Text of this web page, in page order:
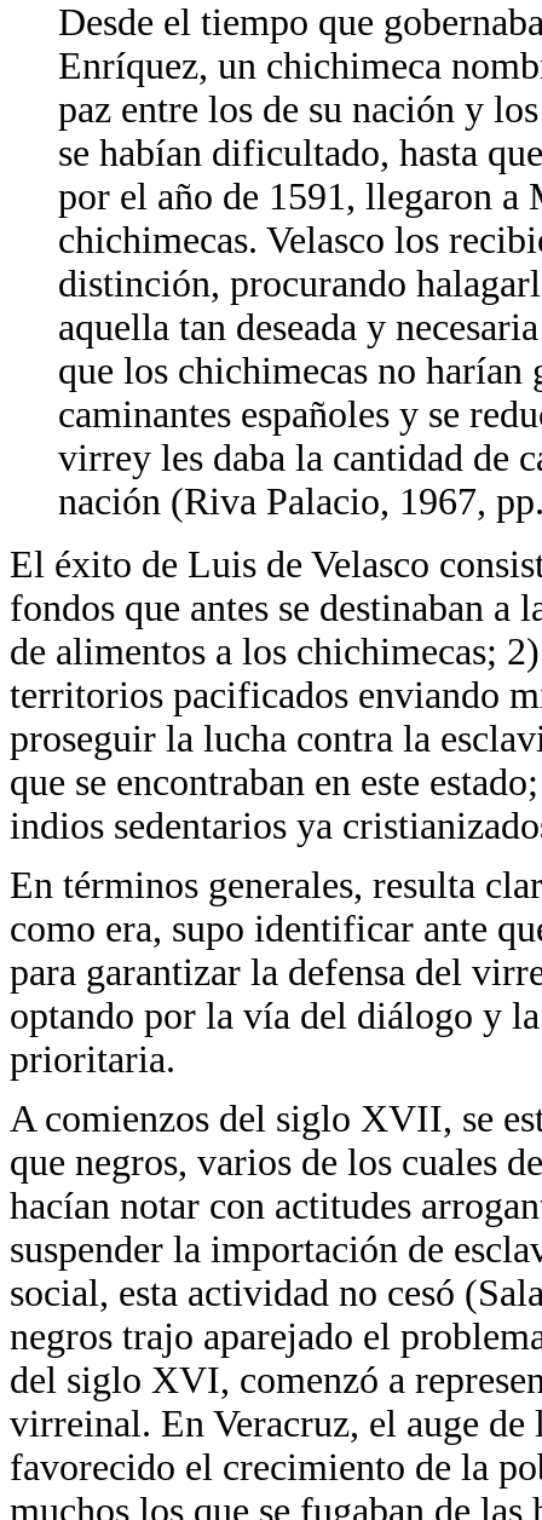
Desde el tiempo que
Enríquez, un chichimeca
paz entre los de su nación y
se habían dificultado, hasta
por el año de 1591, llegaron a
chichimecas. Velasco los
distinción, procurando
aquella tan deseada y
que los chichimecas no
caminantes españoles y se
virrey les daba la cantidad de
nación (Riva Palacio, 1967,
El éxito de Luis de Velasco
fondos que antes se destinaban a
de alimentos a los chichimecas;
territorios pacificados enviando
proseguir la lucha contra la
que se encontraban en este
indios sedentarios ya
En términos generales, resulta
como era, supo identificar ante
para garantizar la defensa del
optando por la vía del diálogo y
prioritaria.
A comienzos del siglo XVII, se
que negros, varios de los cuales
hacían notar con actitudes
suspender la importación de
social, esta actividad no cesó
negros trajo aparejado el
del siglo XVI, comenzó a
virreinal. En Veracruz, el auge de
favorecido el crecimiento de la
muchos los que se fugaban de